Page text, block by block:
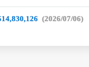
(2026/07/06)